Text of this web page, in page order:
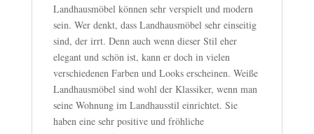
Landhausmöbel können sehr verspielt und modern
sein. Wer denkt, dass Landhausmöbel sehr einseitig
sind, der irrt. Denn auch wenn dieser Stil eher
elegant und schön ist, kann er doch in vielen
verschiedenen Farben und Looks erscheinen. Weiße
Landhausmöbel sind wohl der Klassiker, wenn man
seine Wohnung im Landhausstil einrichtet. Sie
haben eine sehr positive und fröhliche